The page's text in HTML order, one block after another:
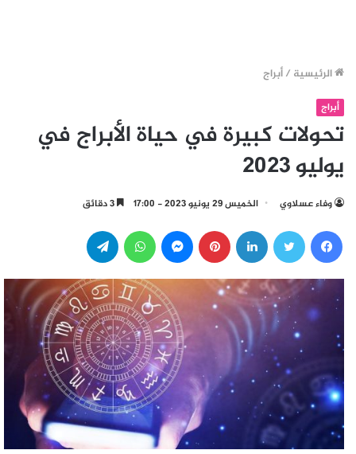
الرئيسية /أبراج
أبراج
تحولات كبيرة في حياة الأبراج في
يوليو 2023
وفاء عسلاوي الخميس 29 يونيو 2023 - 17:00